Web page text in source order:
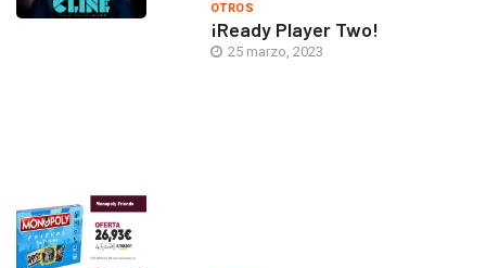
OTROS
¡Ready Player Two!
25 marzo, 2023